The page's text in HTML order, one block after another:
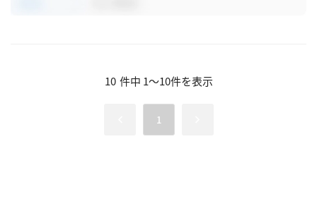
10 件中 1～10件を表示
1